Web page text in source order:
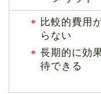
比較的費用
らない
長期的に効
待できる